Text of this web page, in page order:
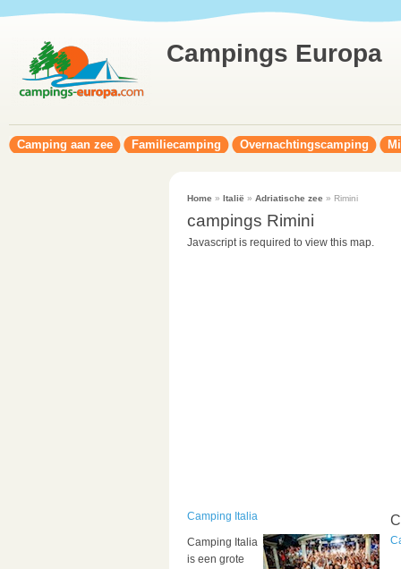
Campings Europa
Camping aan zee Familiecamping Overnachtingscamping
Home » Italië » Adriatische zee » Rimini
campings Rimini
Javascript is required to view this map.
Camping Italia
Camping Italia
is een grote